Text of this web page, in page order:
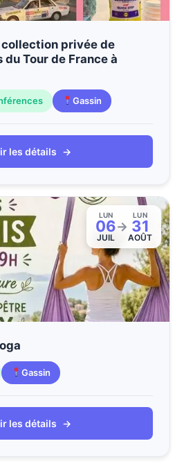
collection privée de
Tour de France à
Gassin
les détails →
LUN
06
JUIL
→
LUN
31
AOÛT
Gassin
les détails →